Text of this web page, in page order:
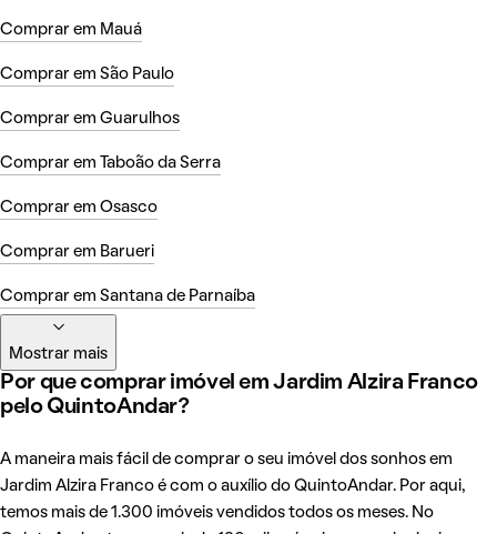
Comprar em Mauá
Comprar em São Paulo
Comprar em Guarulhos
Comprar em Taboão da Serra
Comprar em Osasco
Comprar em Barueri
Comprar em Santana de Parnaíba
Mostrar mais
Por que comprar imóvel em Jardim Alzira Franco
pelo QuintoAndar?
A maneira mais fácil de comprar o seu imóvel dos sonhos em
Jardim Alzira Franco é com o auxílio do QuintoAndar. Por aqui,
temos mais de 1.300 imóveis vendidos todos os meses. No